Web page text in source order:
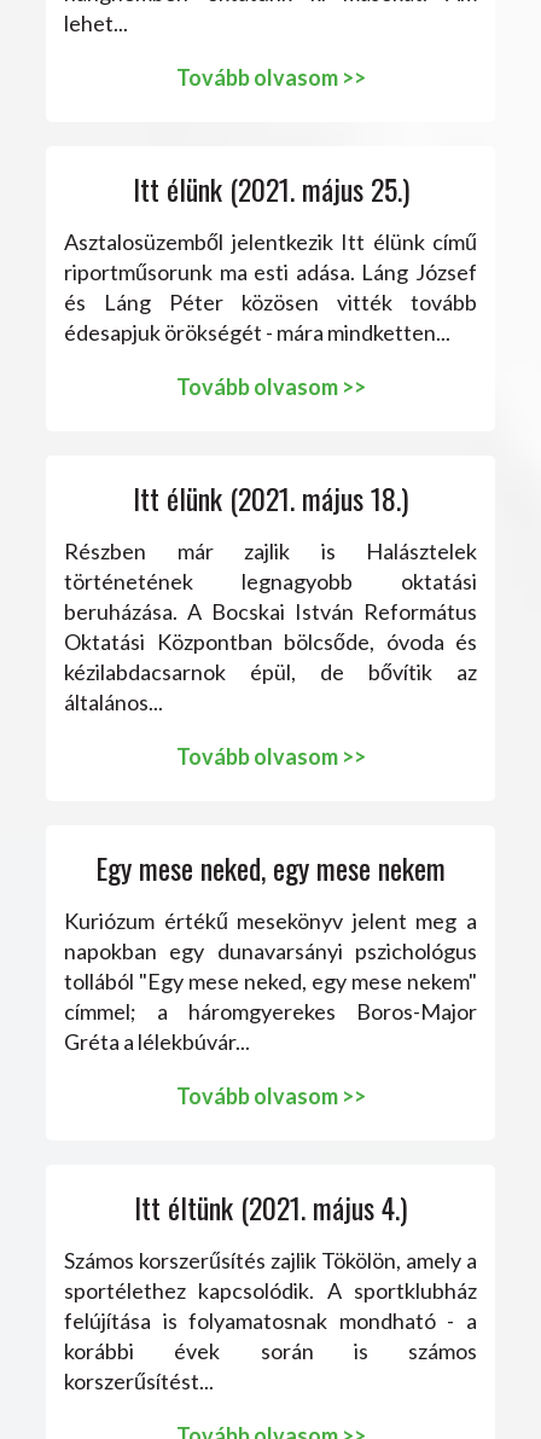
lehet...
Tovább olvasom >>
Itt élünk (2021. május 25.)
Asztalosüzemből jelentkezik Itt élünk című
riportműsorunk ma esti adása. Láng József
és Láng Péter közösen vitték tovább
édesapjuk örökségét - mára mindketten...
Tovább olvasom >>
Itt élünk (2021. május 18.)
Részben már zajlik is Halásztelek
történetének legnagyobb oktatási
beruházása. A Bocskai István Református
Oktatási Központban bölcsőde, óvoda és
kézilabdacsarnok épül, de bővítik az
általános...
Tovább olvasom >>
Egy mese neked, egy mese nekem
Kuriózum értékű mesekönyv jelent meg a
napokban egy dunavarsányi pszichológus
tollából "Egy mese neked, egy mese nekem"
címmel; a háromgyerekes Boros-Major
Gréta a lélekbúvár...
Tovább olvasom >>
Itt éltünk (2021. május 4.)
Számos korszerűsítés zajlik Tökölön, amely a
sportélethez kapcsolódik. A sportklubház
felújítása is folyamatosnak mondható - a
korábbi évek során is számos
korszerűsítést...